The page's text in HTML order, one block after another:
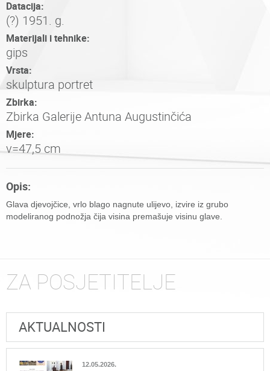
Datacija:
(?) 1951. g.
Materijali i tehnike:
gips
Vrsta:
skulptura portret
Zbirka:
Zbirka Galerije Antuna Augustinčića
Mjere:
v=47,5 cm
Opis:
Glava djevojčice, vrlo blago nagnute ulijevo, izvire iz grubo
modeliranog podnožja čija visina premašuje visinu glave.
ZA POSJETITELJE
AKTUALNOSTI
12.05.2026.